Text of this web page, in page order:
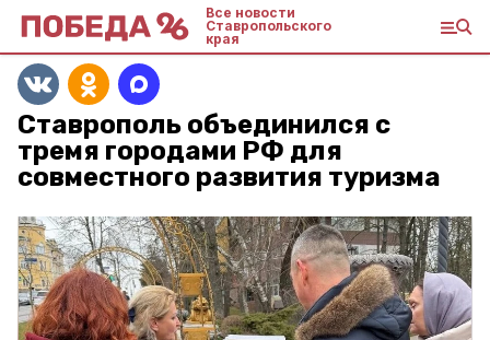
Все новости
Ставропольского
края
Ставрополь объединился с
тремя городами РФ для
совместного развития туризма